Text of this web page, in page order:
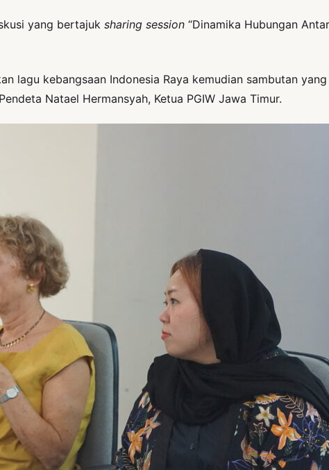
yang bertajuk sharing session “Dinamika Hubungan
lagu kebangsaan Indonesia Raya kemudian sambutan
Natael Hermansyah, Ketua PGIW Jawa Timur.